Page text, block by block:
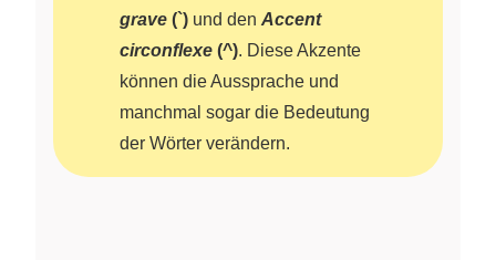
grave (`) und den Accent
circonflexe (^). Diese Akzente
können die Aussprache und
manchmal sogar die Bedeutung
der Wörter verändern.